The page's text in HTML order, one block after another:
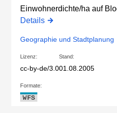
Einwohnerdichte/ha auf
Details
Geographie und Stadtplanung
Lizenz:
cc-by-de/3.0
Stand:
01.08.2005
Formate:
WFS